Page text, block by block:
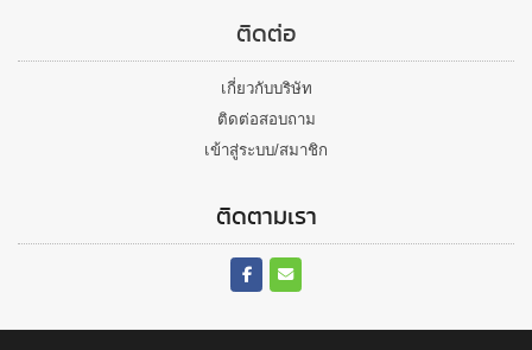
ติดต่อ
เกี่ยวกับบริษัท
ติดต่อสอบถาม
เข้าสู่ระบบ/สมาชิก
ติดตามเรา